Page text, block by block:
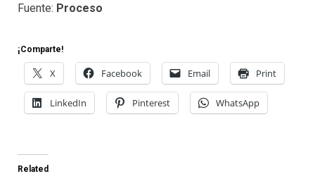
Fuente: Proceso
¡Comparte!
X Facebook Email Print
LinkedIn Pinterest WhatsApp
Related